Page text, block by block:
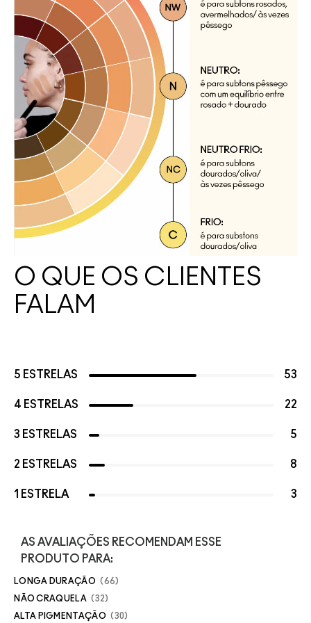
O QUE OS CLIENTES
FALAM
5 ESTRELAS 53
4 ESTRELAS 22
3 ESTRELAS 5
2 ESTRELAS 8
1 ESTRELA 3
AS AVALIAÇÕES RECOMENDAM ESSE
PRODUTO PARA:
LONGA DURAÇÃO 66
NÃO CRAQUELA 32
ALTA PIGMENTAÇÃO 30